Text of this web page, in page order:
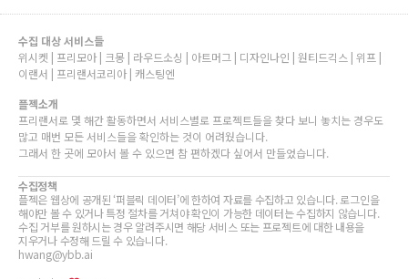
수집 대상 서비스들
위시켓 | 프리모아 | 크몽 | 라우드소싱 | 아트머그 | 디자인나인 | 원티드긱스 | 위프 |
이랜서 | 프리랜서코리아 | 캐스팅엔
플젝소개
프리랜서로 몇 해간 활동하면서 서비스별로 프로젝트들을 찾다 보니 놓치는 경우도
많고 매번 모든 서비스들을 확인하는 것이 어려웠습니다.
그래서 한 곳에 모아서 볼 수 있으면 참 편하겠다 싶어서 만들었습니다.
수집정책
플젝은 웹상에 공개된 ‘퍼블릭 데이터’에 한하여 자료를 수집하고 있습니다. 로그인을
해야만 볼 수 있거나 특정 절차를 거쳐야 확인이 가능한 데이터는 수집하지 않습니다.
수집 거부를 원하시는 경우 알려주시면 해당 서비스 또는 프로젝트에 대한 내용을
지우거나 수정해 드릴 수 있습니다.
hwang@ybb.ai